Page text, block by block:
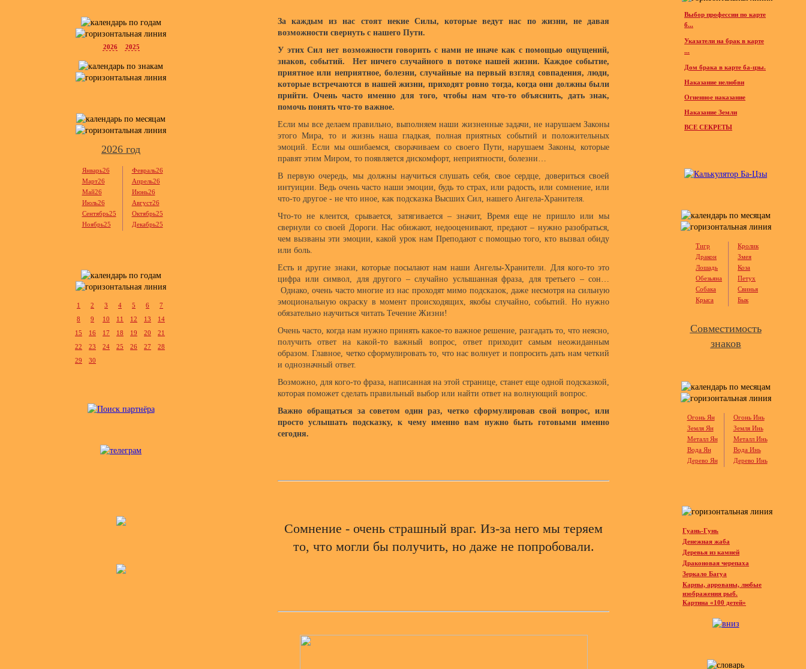
2026 2025
2026 год
Январь26
Февраль26
Март26
Апрель26
Май26
Июнь26
Июль26
Август26
Сентябрь25
Октябрь25
Ноябрь25
Декабрь25
1 2 3 4 5 6
7
8
9 10 11 12 13
14
15
16 17 18 19 20
21
22
23 24 25 26 27
28
29
30
За каждым из нас стоят некие Силы, которые ведут нас по жизни, не давая
возможности свернуть с нашего Пути.
У этих Сил нет возможности говорить с нами не иначе как с помощью ощущений,
знаков, событий. Нет ничего случайного в потоке нашей жизни. Каждое событие,
приятное или неприятное, болезни, случайные на первый взгляд совпадения, люди,
которые встречаются в нашей жизни, приходят ровно тогда, когда они должны были
прийти. Очень часто именно для того, чтобы нам что-то объяснить, дать знак,
помочь понять что-то важное.
Если мы все делаем правильно, выполняем наши жизненные задачи, не нарушаем Законы
этого Мира, то и жизнь наша гладкая, полная приятных событий и положительных
эмоций. Если мы ошибаемся, сворачиваем со своего Пути, нарушаем Законы, которые
правят этим Миром, то появляется дискомфорт, неприятности, болезни…
В первую очередь, мы должны научиться слушать себя, свое сердце, довериться своей
интуиции. Ведь очень часто наши эмоции, будь то страх, или радость, или сомнение, или
что-то другое - не что иное, как подсказка Высших Сил, нашего Ангела-Хранителя.
Что-то не клеится, срывается, затягивается – значит, Время еще не пришло или мы
свернули со своей Дороги. Нас обижают, недооценивают, предают – нужно разобраться,
чем вызваны эти эмоции, какой урок нам Преподают с помощью того, кто вызвал обиду
или боль.
Есть и другие знаки, которые посылают нам наши Ангелы-Хранители. Для кого-то это
цифра или символ, для другого – случайно услышанная фраза, для третьего – сон…
Однако, очень часто многие из нас проходят мимо подсказок, даже несмотря на сильную
эмоциональную окраску в момент происходящих, якобы случайно, событий. Но нужно
обязательно научиться читать Течение Жизни!
Очень часто, когда нам нужно принять какое-то важное решение, разгадать то, что неясно,
получить ответ на какой-то важный вопрос, ответ приходит самым неожиданным
образом. Главное, четко сформулировать то, что нас волнует и попросить дать нам четкий
и однозначный ответ.
Возможно, для кого-то фраза, написанная на этой странице, станет еще одной подсказкой,
которая поможет сделать правильный выбор или найти ответ на волнующий вопрос.
Важно обращаться за советом один раз, четко сформулировав свой вопрос, или
просто услышать подсказку, к чему именно вам нужно быть готовыми именно
сегодня.
Сомнение - очень страшный враг. Из-за него мы теряем
то, что могли бы получить, но даже не попробовали.
Выбор профессии по карте
б...
Указатели на брак в карте
...
Дом брака в карте ба-цзы.
Наказание нелюбви
Огненное наказание
Наказание Земли
ВСЕ СЕКРЕТЫ
Тигр
Кролик
Дракон
Змея
Лошадь
Коза
Обезьяна
Петух
Собака
Свинья
Крыса
Бык
Совместимость
знаков
Огонь Ян
Огонь Инь
Земля Ян
Земля Инь
Металл Ян
Металл Инь
Вода Ян
Вода Инь
Дерево Ян
Дерево Инь
Гуань-Гунь
Денежная жаба
Деревья из камней
Драконовая черепаха
Зеркало Багуа
Карпы, аррованы, любые
изображения рыб.
Картина «100 детей»